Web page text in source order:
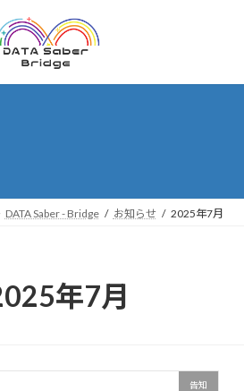
DATA Saber - Bridge お知らせ 2025年7月
年7月
告知